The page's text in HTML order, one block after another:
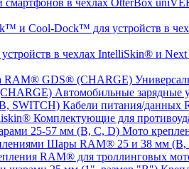
Автомобильные зарядные
Кабели питания/
Комплектующие для
Мото
Шары RAM® 25 и 38 мм (B,
RAM® для троллинговых